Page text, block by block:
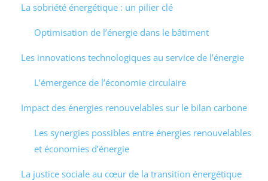
La sobriété énergétique : un pilier clé
Optimisation de l’énergie dans le bâtiment
Les innovations technologiques au service de l’énergie
L’émergence de l’économie circulaire
Impact des énergies renouvelables sur le bilan carbone
Les synergies possibles entre énergies renouvelables
et économies d’énergie
La justice sociale au cœur de la transition énergétique